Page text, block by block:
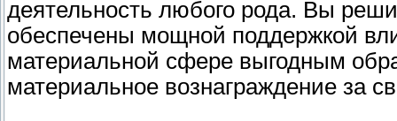
деятельность любого рода. Вы
обеспечены мощной поддержкой
материальной сфере выгодным
материальное вознаграждение за